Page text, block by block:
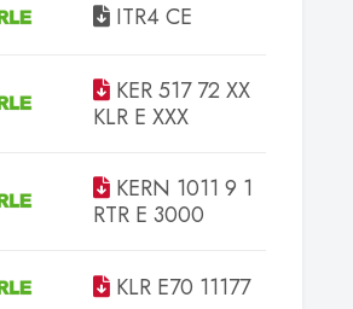
ITR4 CE
KER 517 72 XX
KLR E XXX
KERN 1011 9 1
RTR E 3000
KLR E70 11177